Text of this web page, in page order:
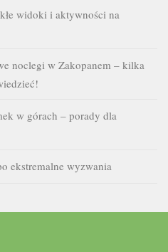
widoki i aktywności na
noclegi w Zakopanem – kilka
w górach – porady dla
ekstremalne wyzwania